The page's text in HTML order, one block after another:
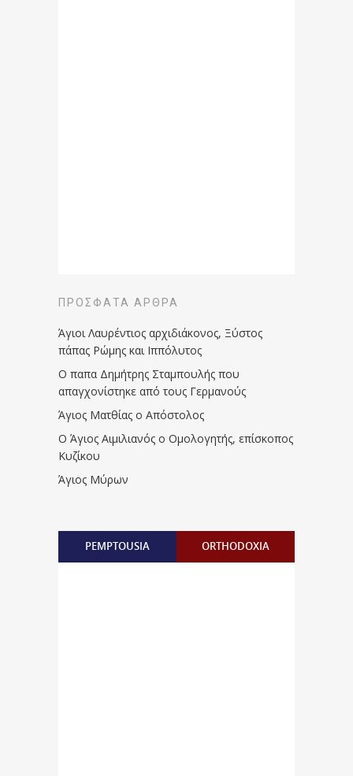
ΠΡΌΣΦΑΤΑ ΆΡΘΡΑ
Άγιοι Λαυρέντιος αρχιδιάκονος, Ξύστος
πάπας Ρώμης και Ιππόλυτος
Ο παπα Δημήτρης Σταμπουλής που
απαγχονίστηκε από τους Γερμανούς
Άγιος Ματθίας ο Απόστολος
Ο Άγιος Αιμιλιανός ο Ομολογητής, επίσκοπος
Κυζίκου
Άγιος Μύρων
PEMPTOUSIA ORTHODOXIA